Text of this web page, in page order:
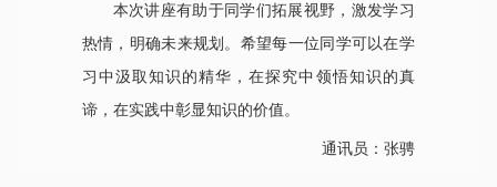
本次讲座有助于同学们拓展视野，激发学习
热情，明确未来规划。希望每一位同学可以在学
习中汲取知识的精华，在探究中领悟知识的真
谛，在实践中彰显知识的价值。
通讯员：张骋